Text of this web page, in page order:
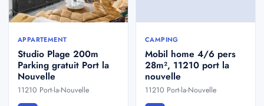
APPARTEMENT
Studio Plage 200m
Parking gratuit Port la
Nouvelle
11210 Port-la-Nouvelle
CAMPING
Mobil home 4/6 pers
28m², 11210 port la
nouvelle
11210 Port-la-Nouvelle